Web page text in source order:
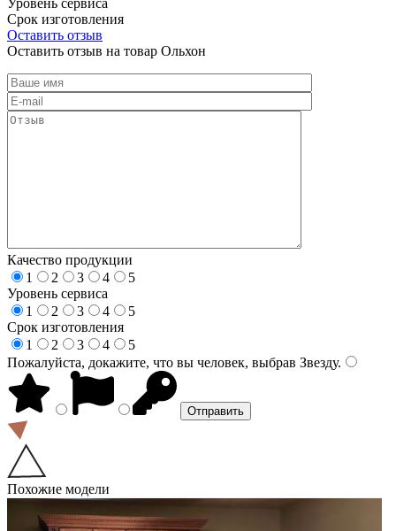
Срок изготовления
Оставить отзыв
Оставить отзыв на товар Ольхон
Качество продукции
1
2 3 4
5
Уровень сервиса
1
2 3 4
5
Срок изготовления
1
2 3 4
5
Пожалуйста, докажите, что вы человек, выбрав Звезду.
Похожие модели